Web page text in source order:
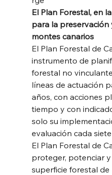
El Plan Forestal, en
para la preservación
montes canarios
El Plan Forestal de
instrumento de
forestal no
líneas de actuación
años, con acciones
tiempo y con
solo su
evaluación cada
El Plan Forestal de
proteger, potenciar
superficie forestal de